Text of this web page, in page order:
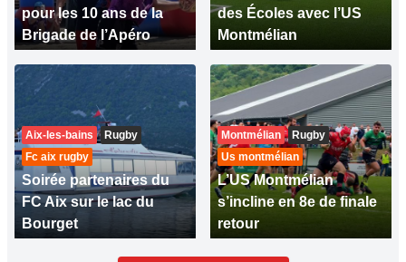
pour les 10 ans de la
Brigade de l’Apéro
des Écoles avec l’US
Montmélian
Aix-les-bains
Rugby
Fc aix rugby
Soirée partenaires du
FC Aix sur le lac du
Bourget
Montmélian
Rugby
Us montmélian
L’US Montmélian
s’incline en 8e de finale
retour